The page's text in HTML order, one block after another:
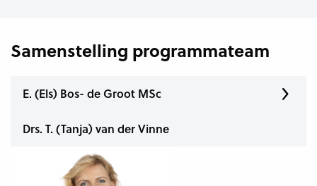
Samenstelling programmateam
E. (Els) Bos- de Groot MSc
Drs. T. (Tanja) van der Vinne